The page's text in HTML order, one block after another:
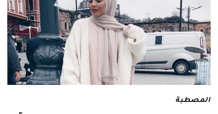
المصطبة